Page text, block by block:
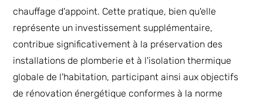
chauffage d'appoint. Cette pratique, bien qu'elle
représente un investissement supplémentaire,
contribue significativement à la préservation des
installations de plomberie et à l'isolation thermique
globale de l'habitation, participant ainsi aux objectifs
de rénovation énergétique conformes à la norme